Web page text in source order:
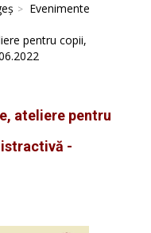
Evenimente
pentru copii,
ateliere pentru
-